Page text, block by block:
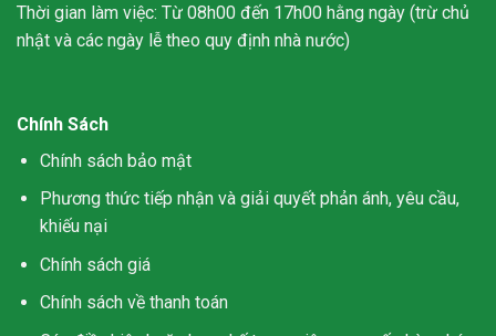
Thời gian làm việc: Từ 08h00 đến 17h00 hằng ngày (trừ chủ
nhật và các ngày lễ theo quy định nhà nước)
Chính Sách
Chính sách bảo mật
Phương thức tiếp nhận và giải quyết phản ánh, yêu cầu,
khiếu nại
Chính sách giá
Chính sách về thanh toán